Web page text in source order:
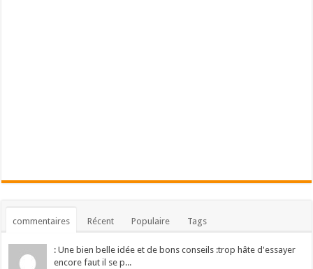
commentaires Récent Populaire Tags
: Une bien belle idée et de bons conseils :trop hâte d'essayer
encore faut il se p...